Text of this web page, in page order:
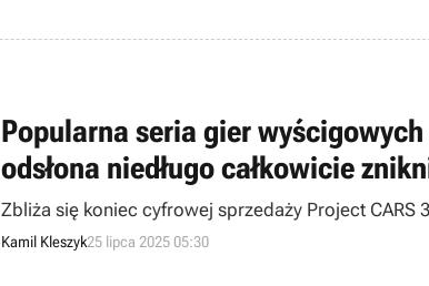
Popularna seria gier
odsłona niedługo całkowicie
Zbliża się koniec cyfrowej sprzedaży Project
Kamil Kleszyk25 lipca 2025 05:30